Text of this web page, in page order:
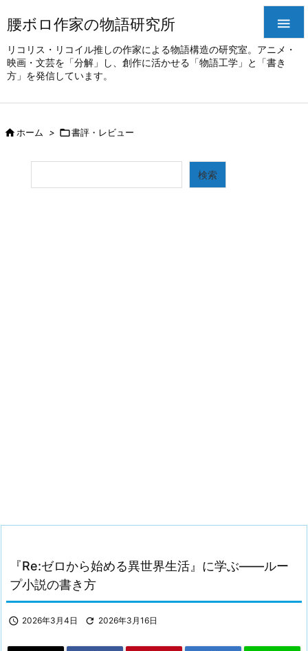
腰ボロ作家の物語研究所
リコリス・リコイル推しの作家による物語構造の研究室。アニメ・
映画・文芸を「分解」し、創作に活かせる「物語工学」と「書き
方」を発信しています。

ホーム > 書評・レビュー
検索
『Re:ゼロから始める異世界生活』に学ぶ——ルー
プ小説の書き方
 2026年3月4日  2026年3月16日